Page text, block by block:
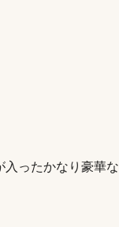
入ったかなり豪華な